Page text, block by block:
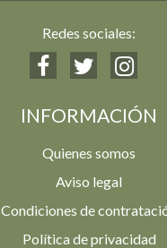
Redes sociales:
INFORMACIÓN
Quienes somos
Aviso legal
Condiciones de
Política de privacidad